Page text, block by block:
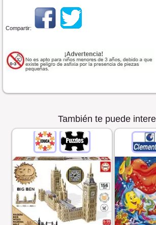
Compartir:
También te puede